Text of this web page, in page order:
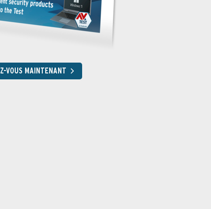
VOUS MAINTENANT